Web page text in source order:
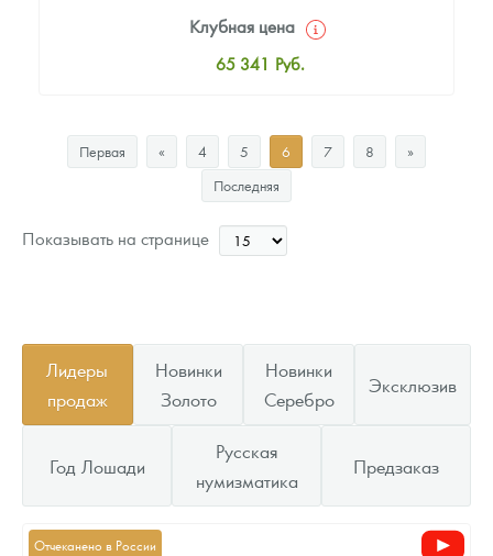
Клубная цена
65 341 Руб.
66 897 Руб.
Цена выкупа
Звоните
Первая « 4 5 6 7 8
»
Последняя
Показывать на странице
Лидеры
продаж
Новинки
Золото
Новинки
Серебро
Эксклюзив
Год Лошади
Русская
нумизматика
Предзаказ
Отчеканено в России